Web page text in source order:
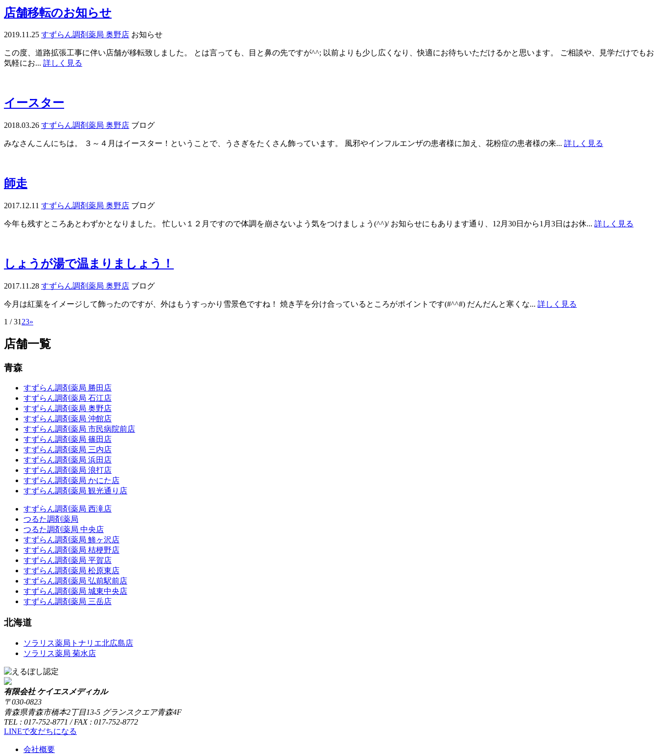
店舗移転のお知らせ
2019.11.25 すずらん調剤薬局 奥野店 お知らせ
この度、道路拡張工事に伴い店舗が移転致しました。 とは言っても、目と鼻の先ですが^^; 以前よりも少し広くなり、快適にお待ちいただけるかと思います。 ご相談や、見学だけでもお
気軽にお... 詳しく見る
イースター
2018.03.26 すずらん調剤薬局 奥野店 ブログ
みなさんこんにちは。 ３～４月はイースター！ということで、うさぎをたくさん飾っています。 風邪やインフルエンザの患者様に加え、花粉症の患者様の来... 詳しく見る
師走
2017.12.11 すずらん調剤薬局 奥野店 ブログ
今年も残すところあとわずかとなりました。 忙しい１２月ですので体調を崩さないよう気をつけましょう(^^)/ お知らせにもあります通り、12月30日から1月3日はお休... 詳しく見る
しょうが湯で温まりましょう！
2017.11.28 すずらん調剤薬局 奥野店 ブログ
今月は紅葉をイメージして飾ったのですが、外はもうすっかり雪景色ですね！ 焼き芋を分け合っているところがポイントです(#^^#) だんだんと寒くな... 詳しく見る
1 / 31 23»
店舗一覧
青森
すずらん調剤薬局 勝田店
すずらん調剤薬局 石江店
すずらん調剤薬局 奥野店
すずらん調剤薬局 沖館店
すずらん調剤薬局 市民病院前店
すずらん調剤薬局 篠田店
すずらん調剤薬局 三内店
すずらん調剤薬局 浜田店
すずらん調剤薬局 浪打店
すずらん調剤薬局 かにた店
すずらん調剤薬局 観光通り店
すずらん調剤薬局 西滝店
つるた調剤薬局
つるた調剤薬局 中央店
すずらん調剤薬局 鯵ヶ沢店
すずらん調剤薬局 桔梗野店
すずらん調剤薬局 平賀店
すずらん調剤薬局 松原東店
すずらん調剤薬局 弘前駅前店
すずらん調剤薬局 城東中央店
すずらん調剤薬局 三岳店
北海道
ソラリス薬局トナリエ北広島店
ソラリス薬局 菊水店
有限会社 ケイエスメディカル
〒030-0823
青森県青森市橋本2丁目13-5 グランスクエア青森4F
TEL : 017-752-8771 / FAX : 017-752-8772
LINEで友だちになる
会社概要